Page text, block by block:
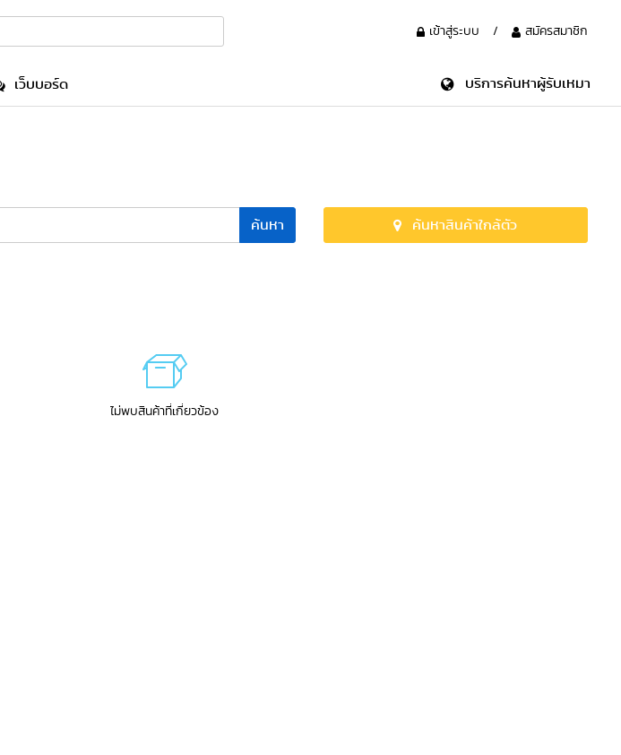
เข้าสู่ระบบ / สมัครสมาชิก
เว็บบอร์ด บริการค้นหาผู้รับเหมา
ค้นหา ค้นหาสินค้าใกล้ตัว
ไม่พบสินค้าที่เกี่ยวข้อง